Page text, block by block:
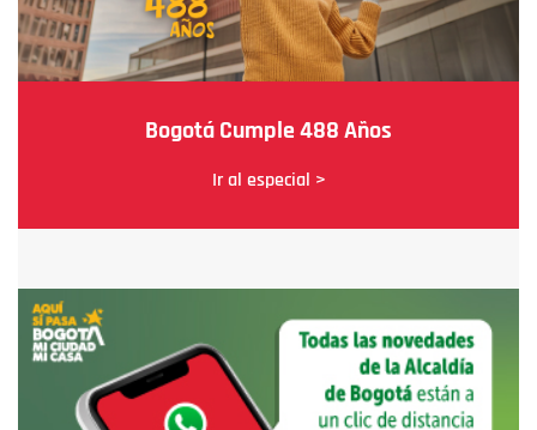
Bogotá Cumple 488 Años
Ir al especial >